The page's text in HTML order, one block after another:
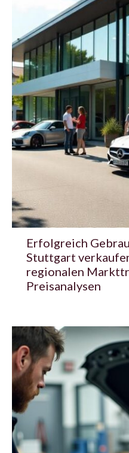
Erfolgreich
Stuttgart
regionalen
Preisanalysen